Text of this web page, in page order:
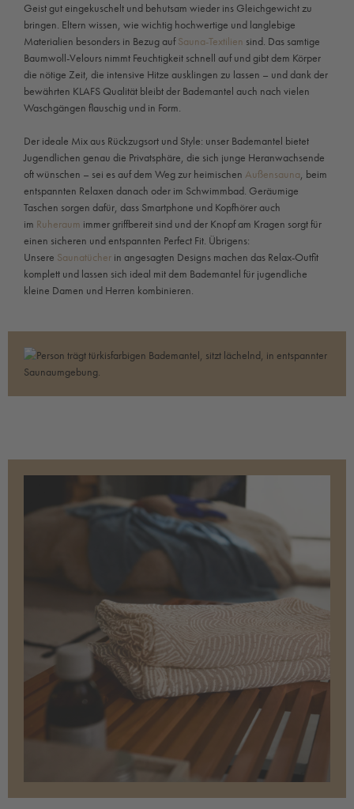
Geist gut eingekuschelt und behutsam wieder ins Gleichgewicht zu
bringen. Eltern wissen, wie wichtig hochwertige und langlebige
Materialien besonders in Bezug aufSauna-Textilien sind. Das samtige
Baumwoll-Velours nimmt Feuchtigkeit schnell auf und gibt dem Körper
die nötige Zeit, die intensive Hitze ausklingen zu lassen – und dank der
bewährten KLAFS Qualität bleibt der Bademantel auch nach vielen
Waschgängen flauschig und in Form.
Der ideale Mix aus Rückzugsort und Style: unser Bademantel bietet
Jugendlichen genau die Privatsphäre, die sich junge Heranwachsende
oft wünschen – sei es auf dem Weg zur heimischen Außensauna, beim
entspannten Relaxen danach oder im Schwimmbad. Geräumige
Taschen sorgen dafür, dass Smartphone und Kopfhörer auch
im Ruheraum immer griffbereit sind und der Knopf am Kragen sorgt für
einen sicheren und entspannten Perfect Fit. Übrigens:
Unsere Saunatücher in angesagten Designs machen das Relax-Outfit
komplett und lassen sich ideal mit dem Bademantel für jugendliche
kleine Damen und Herren kombinieren.